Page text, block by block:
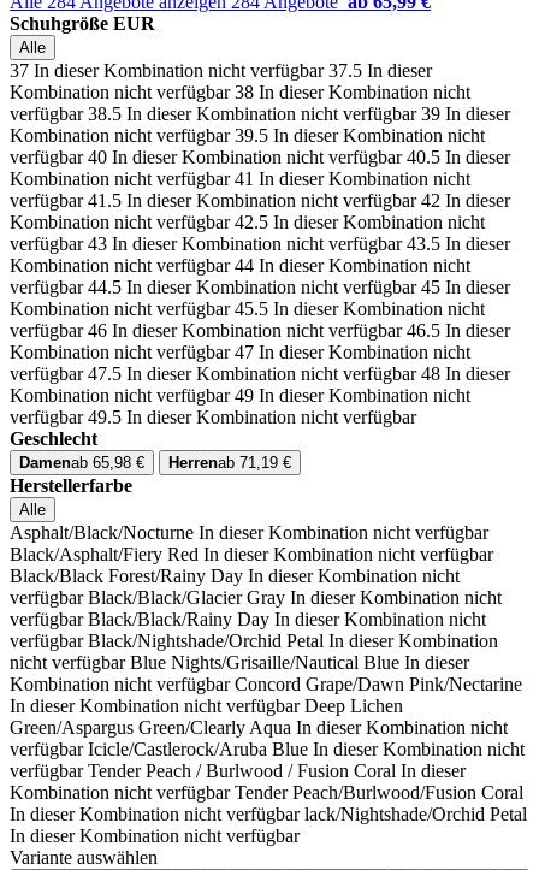
Schuhgröße EUR
Alle
37 In dieser Kombination nicht verfügbar 37.5 In dieser
Kombination nicht verfügbar 38 In dieser Kombination nicht
verfügbar 38.5 In dieser Kombination nicht verfügbar 39 In dieser
Kombination nicht verfügbar 39.5 In dieser Kombination nicht
verfügbar 40 In dieser Kombination nicht verfügbar 40.5 In dieser
Kombination nicht verfügbar 41 In dieser Kombination nicht
verfügbar 41.5 In dieser Kombination nicht verfügbar 42 In dieser
Kombination nicht verfügbar 42.5 In dieser Kombination nicht
verfügbar 43 In dieser Kombination nicht verfügbar 43.5 In dieser
Kombination nicht verfügbar 44 In dieser Kombination nicht
verfügbar 44.5 In dieser Kombination nicht verfügbar 45 In dieser
Kombination nicht verfügbar 45.5 In dieser Kombination nicht
verfügbar 46 In dieser Kombination nicht verfügbar 46.5 In dieser
Kombination nicht verfügbar 47 In dieser Kombination nicht
verfügbar 47.5 In dieser Kombination nicht verfügbar 48 In dieser
Kombination nicht verfügbar 49 In dieser Kombination nicht
verfügbar 49.5 In dieser Kombination nicht verfügbar
Geschlecht
Damenab 65,98 € Herrenab 71,19 €
Herstellerfarbe
Alle
Asphalt/Black/Nocturne In dieser Kombination nicht verfügbar
Black/Asphalt/Fiery Red In dieser Kombination nicht verfügbar
Black/Black Forest/Rainy Day In dieser Kombination nicht
verfügbar Black/Black/Glacier Gray In dieser Kombination nicht
verfügbar Black/Black/Rainy Day In dieser Kombination nicht
verfügbar Black/Nightshade/Orchid Petal In dieser Kombination
nicht verfügbar Blue Nights/Grisaille/Nautical Blue In dieser
Kombination nicht verfügbar Concord Grape/Dawn Pink/Nectarine
In dieser Kombination nicht verfügbar Deep Lichen
Green/Aspargus Green/Clearly Aqua In dieser Kombination nicht
verfügbar Icicle/Castlerock/Aruba Blue In dieser Kombination nicht
verfügbar Tender Peach / Burlwood / Fusion Coral In dieser
Kombination nicht verfügbar Tender Peach/Burlwood/Fusion Coral
In dieser Kombination nicht verfügbar lack/Nightshade/Orchid Petal
In dieser Kombination nicht verfügbar
Variante auswählen